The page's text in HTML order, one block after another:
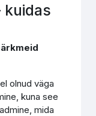
kuidas
olnud väga
kuna see
mida